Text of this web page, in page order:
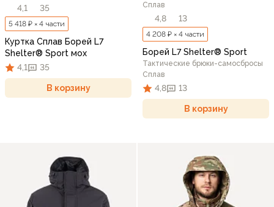
4,1
35
5 418 ₽ × 4 части
Куртка Сплав Борей L7
Shelter® Sport мох
4,1
35
В корзину
Сплав
4,8 13
4 208 ₽ × 4 части
Борей L7 Shelter® Sport
Тактические брюки-самосбросы
Сплав
4,8 13
В корзину